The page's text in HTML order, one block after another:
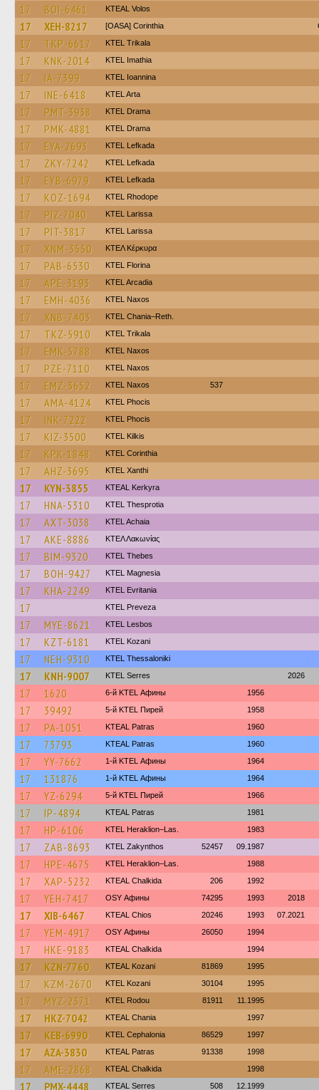
17 BOI-6461 KTEAL Volos
17 XEH-8217 [OASA] Corinthia
17 TKP-6617 ΚΤΕL Τrikala
17 KNK-2014 KTEL Imathia
17 IA-7399 KTEL Ioannina
17 INE-6418 KTEL Arta
17 PMT-3938 KTEL Drama
17 PMK-4881 KTEL Drama
17 EYA-2693 KTEL Lefkada
17 ZKY-7242 KTEL Lefkada
17 EYB-6979 KTEL Lefkada
17 KOZ-1694 KTEL Rhodope
17 PIZ-7040 KTEL Larissa
17 PIT-3817 KTEL Larissa
17 XNM-3550 ΚΤΕΛ Κέρκυρα
17 PAB-6530 KTEL Florina
17 APE-3193 KTEL Arcadia
17 EMH-4036 KTEL Naxos
17 XNB-7403 KTEL Chania–Reth.
17 TKZ-5910 ΚΤΕL Τrikala
17 EMK-5788 KTEL Naxos
17 PZE-7110 KTEL Naxos
17 EMZ-3652 KTEL Naxos 537
17 AMA-4124 ΚΤΕL Phocis
17 INK-7222 ΚΤΕL Phocis
17 KIZ-3500 KTEL Kilkis
17 KPK-1848 KTEL Corinthia
17 AHZ-3695 KTEL Xanthi
17 KYN-3855 KTEAL Kerkyra
17 HNA-5310 KTEL Thesprotia
17 AXT-3038 KTEL Achaia
17 AKE-8886 ΚΤΕΛ Λακωνίας
17 BIM-9320 KTEL Thebes
17 BOH-9427 ΚΤΕL Magnesia
17 KHA-2249 ΚΤΕL Evritania
17 KTEL Preveza
17 MYE-8621 KTEL Lesbos
17 KZT-6181 ΚΤΕL Kozani
17 NEH-9310 KTEL Thessaloniki
17 KNH-9007 KTEL Serres 2026
17 1620 6-й KTEL Афины 1956
17 39492 5-й KTEL Пирей 1958
17 PA-1051 KTEAL Patras 1960
17 73793 KTEAL Patras 1960
17 YY-7662 1-й KTEL Афины 1964
17 131876 1-й KTEL Афины 1964
17 YZ-6294 5-й KTEL Пирей 1966
17 IP-4894 KTEAL Patras 1981
17 HP-6106 KTEL Heraklion–Las. 1983
17 ZAB-8693 KTEL Zakynthos 52457 09.1987
17 HPE-4675 KTEL Heraklion–Las. 1988
17 XAP-5232 KTEAL Chalkida 206 1992
17 YEH-7417 OSY Афины 74295 1993 2018
17 XIB-6467 KTEAL Chios 20246 1993 07.2021
17 YEM-4917 OSY Афины 26050 1994
17 HKE-9183 KTEAL Chalkida 1994
17 KZN-7760 KTEAL Kozani 81869 1995
17 KZM-2670 ΚΤΕL Kozani 30104 1995
17 MYZ-2371 ΚΤΕL Rodou 81911 11.1995
17 HKZ-7042 KTEAL Chania 1997
17 KEB-6990 KTEL Cephalonia 86529 1997
17 AZA-3830 KTEAL Patras 91338 1998
17 AME-2868 KTEAL Chalkida 1998
17 PMX-4448 KTEAL Serres 508 12.1999